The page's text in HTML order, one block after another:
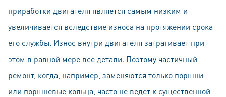
приработки двигателя является самым низким и
увеличивается вследствие износа на протяжении срока
его службы. Износ внутри двигателя затрагивает при
этом в равной мере все детали. Поэтому частичный
ремонт, когда, например, заменяются только поршни
или поршневые кольца, часто не ведет к существенной